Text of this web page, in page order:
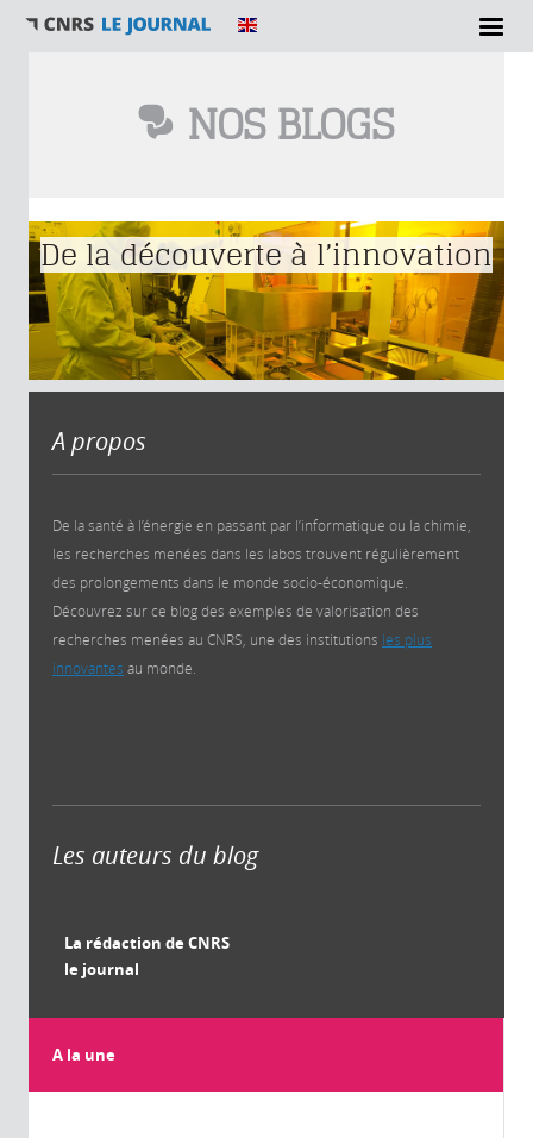
NOS BLOGS
Vous êtes ici
De la découverte à l’innovation
A propos
De la santé à l’énergie en passant par l’informatique ou la chimie,
les recherches menées dans les labos trouvent régulièrement
des prolongements dans le monde socio-économique.
Découvrez sur ce blog des exemples de valorisation des
recherches menées au CNRS, une des institutions les plus
innovantes au monde.
Les auteurs du blog
La rédaction de CNRS
le journal
A la une